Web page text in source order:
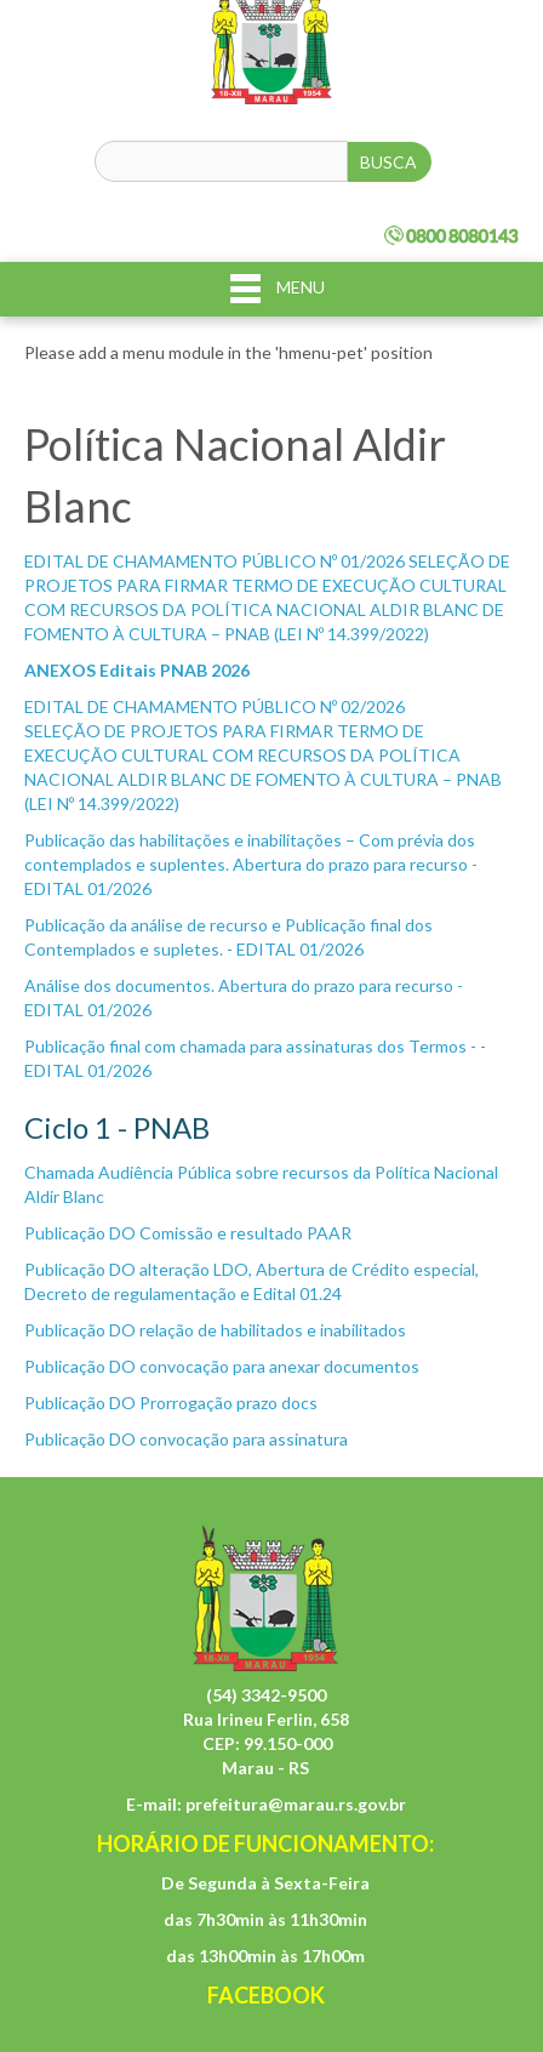
MENU
Please add a menu module in the 'hmenu-pet' position
Política Nacional Aldir
Blanc
EDITAL DE CHAMAMENTO PÚBLICO Nº 01/2026 SELEÇÃO DE
PROJETOS PARA FIRMAR TERMO DE EXECUÇÃO CULTURAL
COM RECURSOS DA POLÍTICA NACIONAL ALDIR BLANC DE
FOMENTO À CULTURA – PNAB (LEI Nº 14.399/2022)
ANEXOS Editais PNAB 2026
EDITAL DE CHAMAMENTO PÚBLICO Nº 02/2026
SELEÇÃO DE PROJETOS PARA FIRMAR TERMO DE
EXECUÇÃO CULTURAL COM RECURSOS DA POLÍTICA
NACIONAL ALDIR BLANC DE FOMENTO À CULTURA – PNAB
(LEI Nº 14.399/2022)
Publicação das habilitações e inabilitações – Com prévia dos
contemplados e suplentes. Abertura do prazo para recurso -
EDITAL 01/2026
Publicação da análise de recurso e Publicação final dos
Contemplados e supletes. - EDITAL 01/2026
Análise dos documentos. Abertura do prazo para recurso -
EDITAL 01/2026
Publicação final com chamada para assinaturas dos Termos - -
EDITAL 01/2026
Ciclo 1 - PNAB
Chamada Audiência Pública sobre recursos da Política Nacional
Aldir Blanc
Publicação DO Comissão e resultado PAAR
Publicação DO alteração LDO, Abertura de Crédito especial,
Decreto de regulamentação e Edital 01.24
Publicação DO relação de habilitados e inabilitados
Publicação DO convocação para anexar documentos
Publicação DO Prorrogação prazo docs
Publicação DO convocação para assinatura
(54) 3342-9500
Rua Irineu Ferlin, 658
CEP: 99.150-000
Marau - RS
E-mail: prefeitura@marau.rs.gov.br
HORÁRIO DE FUNCIONAMENTO:
De Segunda à Sexta-Feira
das 7h30min às 11h30min
das 13h00min às 17h00m
FACEBOOK